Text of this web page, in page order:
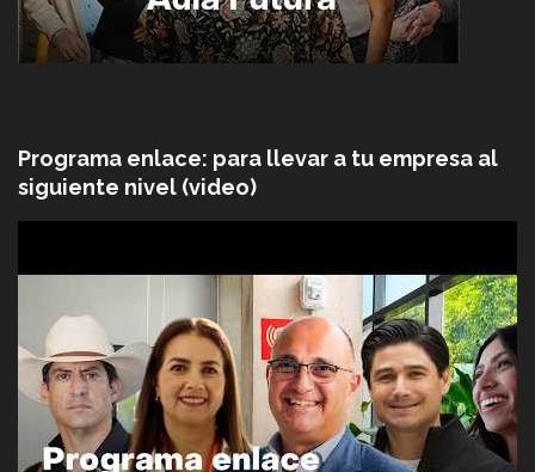
Programa enlace: para llevar a tu empresa al
siguiente nivel (video)